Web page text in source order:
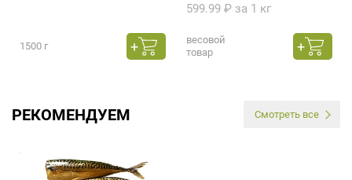
1500 г
599.99 ₽ за 1 кг
весовой
товар
РЕКОМЕНДУЕМ Смотреть все